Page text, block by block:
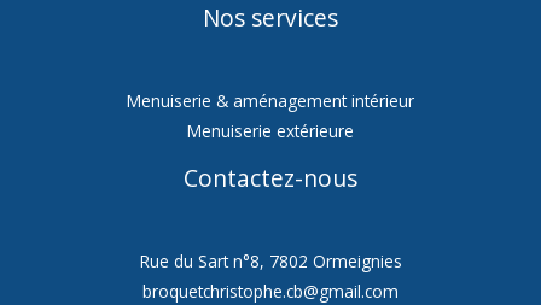
Nos services
Menuiserie & aménagement intérieur
Menuiserie extérieure
Contactez-nous
Rue du Sart n°8, 7802 Ormeignies
broquetchristophe.cb@gmail.com